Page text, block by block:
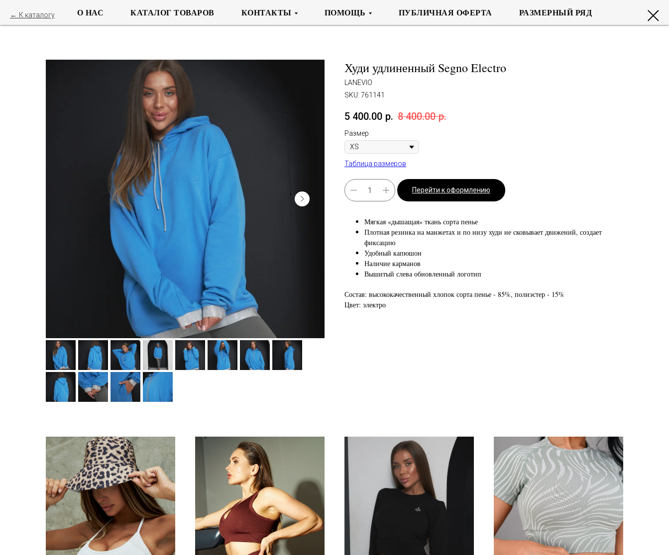
К каталогу
Худи удлиненный Segno Electro
LANEVIO
SKU: 761141
5 400.00 р. 8 400.00 р.
Размер
Таблица размеров
Перейти к оформлению
Мягкая «дышащая» ткань сорта пенье
Плотная резинка на манжетах и по низу худи не сковывает движений, создает
фиксацию
Удобный капюшон
Наличие карманов
Вышитый слева обновленный логотип
Состав: высококачественный хлопок сорта пенье - 85%, полиэстер - 15%
Цвет: электро
О НАС КАТАЛОГ ТОВАРОВ КОНТАКТЫ ПОМОЩЬ ПУБЛИЧНАЯ ОФЕРТА РАЗМЕРНЫЙ РЯД